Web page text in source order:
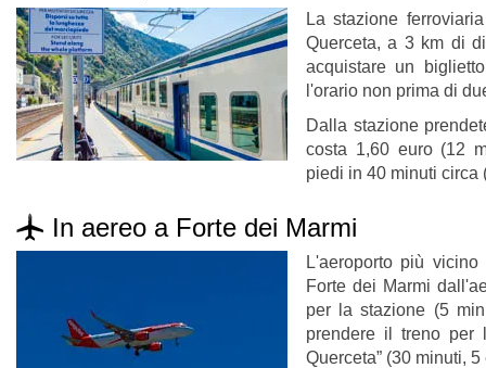
La stazione
Querceta, a 3 km di
acquistare un
l'orario non prima di
Dalla stazione
costa 1,60 euro (12
piedi in 40 minuti circa
In aereo a Forte dei Marmi
L'aeroporto più
Forte dei Marmi
per la stazione (5
prendere il treno per
Querceta” (30 minuti,